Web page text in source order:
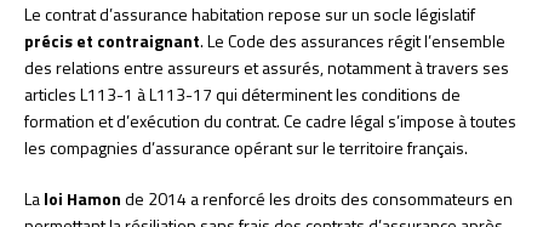
Le contrat d’assurance habitation repose sur un socle législatif
précis et contraignant. Le Code des assurances régit l’ensemble
des relations entre assureurs et assurés, notamment à travers ses
articles L113-1 à L113-17 qui déterminent les conditions de
formation et d’exécution du contrat. Ce cadre légal s’impose à toutes
les compagnies d’assurance opérant sur le territoire français.
Laloi Hamonde 2014 a renforcé les droits des consommateurs en